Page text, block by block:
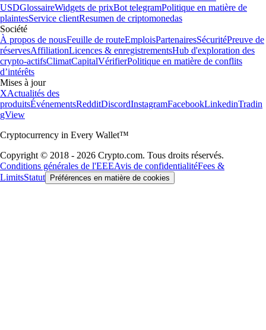
USDGlossaireWidgets de prixBot telegramPolitique en matière de
plaintesService clientResumen de criptomonedas
Société
À propos de nousFeuille de routeEmploisPartenairesSécuritéPreuve de
réservesAffiliationLicences & enregistrementsHub d'exploration des
crypto-actifsClimatCapitalVérifierPolitique en matière de conflits
d’intérêts
Mises à jour
XActualités des
produitsÉvénementsRedditDiscordInstagramFacebookLinkedinTradin
gView
Cryptocurrency in Every Wallet™
Copyright © 2018 - 2026 Crypto.com. Tous droits réservés.
Conditions générales de l'EEEAvis de confidentialitéFees &
LimitsStatut Préférences en matière de cookies